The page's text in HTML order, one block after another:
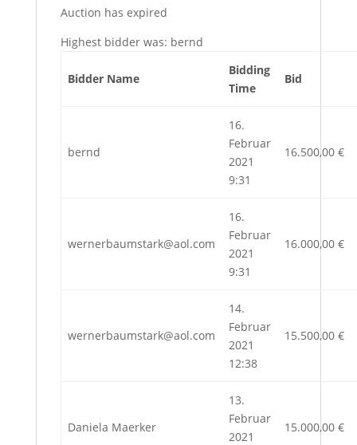
Auction has expired
Highest bidder was: bernd
Bidder Name
Bidding
Time
Bid
bernd
16.
Februar
2021
9:31
16.500,00 €
wernerbaumstark@aol.com
16.
Februar
2021
9:31
16.000,00 €
wernerbaumstark@aol.com
14.
Februar
2021
12:38
15.500,00 €
Daniela Maerker
13.
Februar
2021
15.000,00 €